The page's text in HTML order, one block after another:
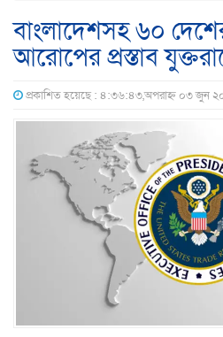
বাংলাদেশসহ ৬০
আরোপের প্রস্তাব
প্রকাশিত হয়েছে : ৪:৩৬:৪৩,অপরাহ্ন ০৩ জুন